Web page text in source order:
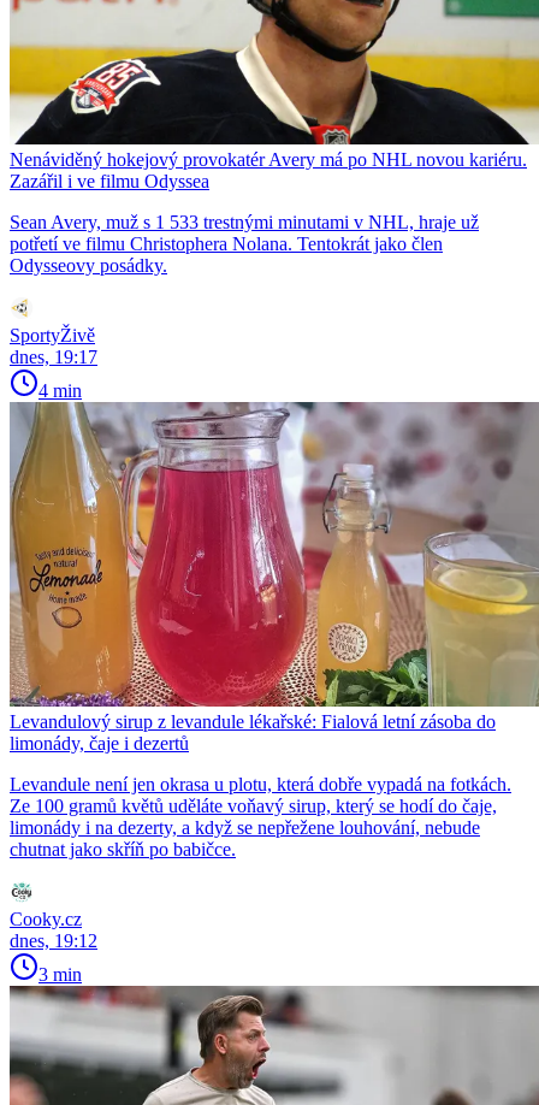
Nenáviděný hokejový provokatér Avery má po NHL novou kariéru.
Zazářil i ve filmu Odyssea
Sean Avery, muž s 1 533 trestnými minutami v NHL, hraje už
potřetí ve filmu Christophera Nolana. Tentokrát jako člen
Odysseovy posádky.
SportyŽivě
dnes, 19:17
4 min
Levandulový sirup z levandule lékařské: Fialová letní zásoba do
limonády, čaje i dezertů
Levandule není jen okrasa u plotu, která dobře vypadá na fotkách.
Ze 100 gramů květů uděláte voňavý sirup, který se hodí do čaje,
limonády i na dezerty, a když se nepřežene louhování, nebude
chutnat jako skříň po babičce.
Cooky.cz
dnes, 19:12
3 min